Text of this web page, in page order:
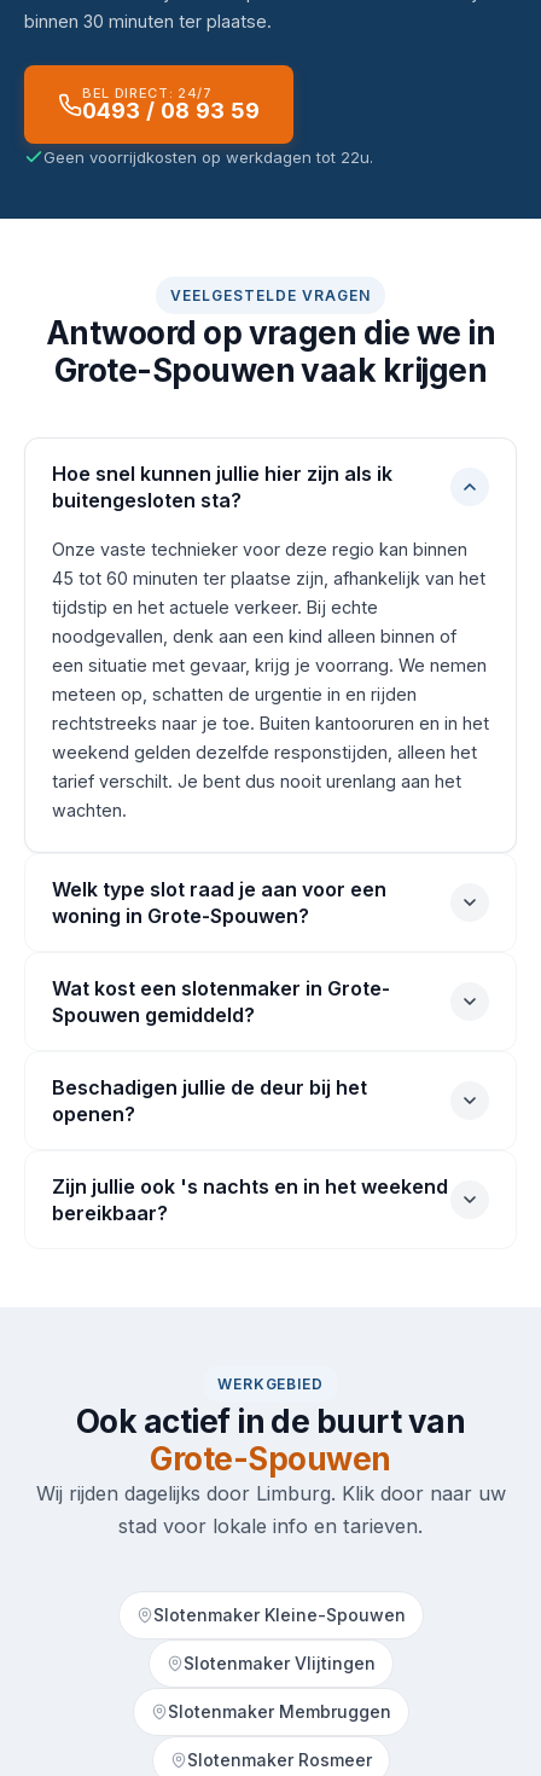
binnen 30 minuten ter plaatse.
BEL DIRECT: 24/7
0493 / 08 93 59
Geen voorrijdkosten op werkdagen tot 22u.
VEELGESTELDE VRAGEN
Antwoord op vragen die we in
Grote-Spouwen vaak krijgen
Hoe snel kunnen jullie hier zijn als ik
buitengesloten sta?
Onze vaste technieker voor deze regio kan binnen
45 tot 60 minuten ter plaatse zijn, afhankelijk van het
tijdstip en het actuele verkeer. Bij echte
noodgevallen, denk aan een kind alleen binnen of
een situatie met gevaar, krijg je voorrang. We nemen
meteen op, schatten de urgentie in en rijden
rechtstreeks naar je toe. Buiten kantooruren en in het
weekend gelden dezelfde responstijden, alleen het
tarief verschilt. Je bent dus nooit urenlang aan het
wachten.
Welk type slot raad je aan voor een
woning in Grote-Spouwen?
Wat kost een slotenmaker in Grote-
Spouwen gemiddeld?
Beschadigen jullie de deur bij het
openen?
Zijn jullie ook 's nachts en in het weekend
bereikbaar?
WERKGEBIED
Ook actief in de buurt van
Grote-Spouwen
Wij rijden dagelijks door Limburg. Klik door naar uw
stad voor lokale info en tarieven.
Slotenmaker Kleine-Spouwen
Slotenmaker Vlijtingen
Slotenmaker Membruggen
Slotenmaker Rosmeer